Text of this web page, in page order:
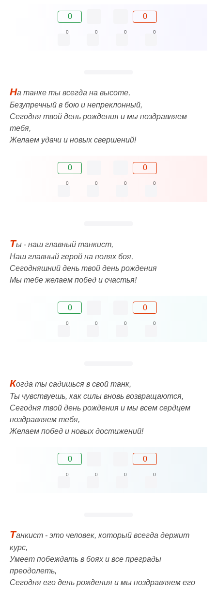
0 0
0 0 0 0
На танке ты всегда на высоте,
Безупречный в бою и непреклонный,
Сегодня твой день рождения и мы поздравляем
тебя,
Желаем удачи и новых свершений!
0 0
0 0 0 0
Ты - наш главный танкист,
Наш главный герой на полях боя,
Сегодняшний день твой день рождения
Мы тебе желаем побед и счастья!
0 0
0 0 0 0
Когда ты садишься в свой танк,
Ты чувствуешь, как силы вновь возвращаются,
Сегодня твой день рождения и мы всем сердцем
поздравляем тебя,
Желаем побед и новых достижений!
0 0
0 0 0 0
Танкист - это человек, который всегда держит
курс,
Умеет побеждать в боях и все преграды
преодолеть,
Сегодня его день рождения и мы поздравляем его